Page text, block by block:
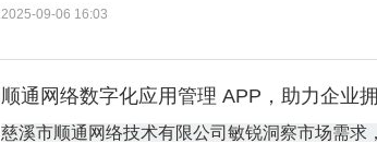
2025-09-06 16:03
顺通网络数字化应用管理 APP，助力企业
慈溪市顺通网络技术有限公司敏锐洞察市场需